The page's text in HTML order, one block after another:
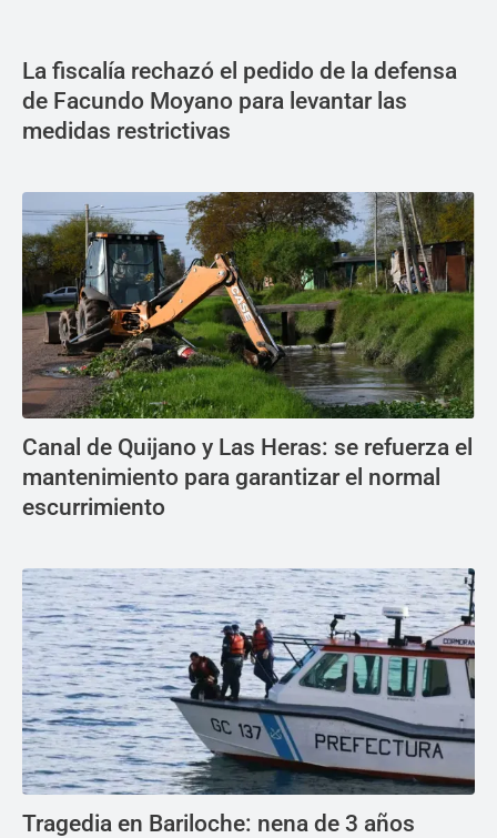
La fiscalía rechazó el pedido de la defensa
de Facundo Moyano para levantar las
medidas restrictivas
Canal de Quijano y Las Heras: se refuerza el
mantenimiento para garantizar el normal
escurrimiento
Tragedia en Bariloche: nena de 3 años